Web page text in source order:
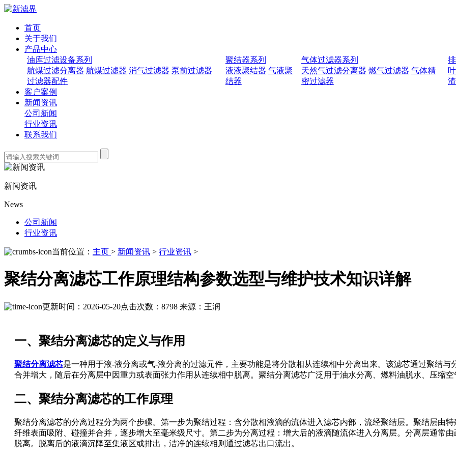
首页
关于我们
产品中心
油库过滤设备系列
航煤过滤分离器 航煤过滤器 消气过滤器 泵前过滤器
过滤器配件
聚结器系列
液液聚结器 气液聚
结器
气体过滤器系列
天然气过滤分离器 燃气过滤器 气体精
密过滤器
客户案例
新闻资讯
公司新闻
行业资讯
联系我们
新闻资讯
News
公司新闻
行业资讯
当前位置： 主页 > 新闻资讯 > 行业资讯 >
聚结分离滤芯工作原理结构参数选型与维护技术知识详解
更新时间：2026-05-20点击次数：8798 来源：王润
一、聚结分离滤芯的定义与作用
聚结分离滤芯是一种用于液-液分离或气-液分离的过滤元件，主要功能是将分散相从连续相中分离出来。该滤芯通过聚结
合并增大，随后在分离层中因重力或表面张力作用从连续相中脱离。聚结分离滤芯广泛用于油水分离、燃料油脱水、压缩空
二、聚结分离滤芯的工作原理
聚结分离滤芯的分离过程分为两个步骤。第一步为聚结过程：含分散相液滴的流体进入滤芯内部，流经聚结层。聚结层由
纤维表面吸附、碰撞并合并，逐步增大至毫米级尺寸。第二步为分离过程：增大后的液滴随流体进入分离层。分离层通常
脱离。脱离后的液滴沉降至集液区或排出，洁净的连续相则通过滤芯出口流出。